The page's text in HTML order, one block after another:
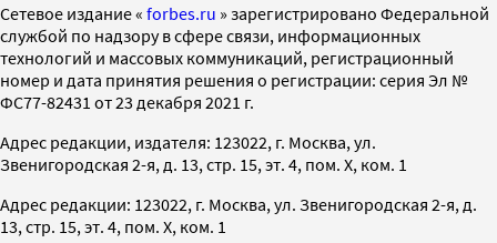
Cетевое издание « forbes.ru » зарегистрировано Федеральной
службой по надзору в сфере связи, информационных
технологий и массовых коммуникаций, регистрационный
номер и дата принятия решения о регистрации: серия Эл №
ФС77-82431 от 23 декабря 2021 г.
Адрес редакции, издателя: 123022, г. Москва, ул.
Звенигородская 2-я, д. 13, стр. 15, эт. 4, пом. X, ком. 1
Адрес редакции: 123022, г. Москва, ул. Звенигородская 2-я, д.
13, стр. 15, эт. 4, пом. X, ком. 1